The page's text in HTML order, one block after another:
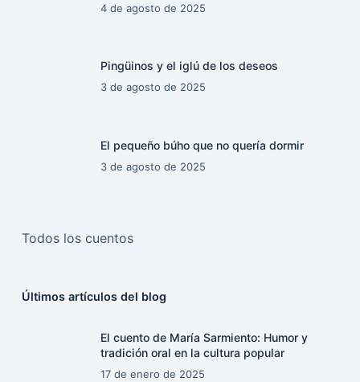
4 de agosto de 2025
Pingüinos y el iglú de los deseos
3 de agosto de 2025
El pequeño búho que no quería dormir
3 de agosto de 2025
Todos los cuentos
Últimos artículos del blog
El cuento de María Sarmiento: Humor y
tradición oral en la cultura popular
17 de enero de 2025